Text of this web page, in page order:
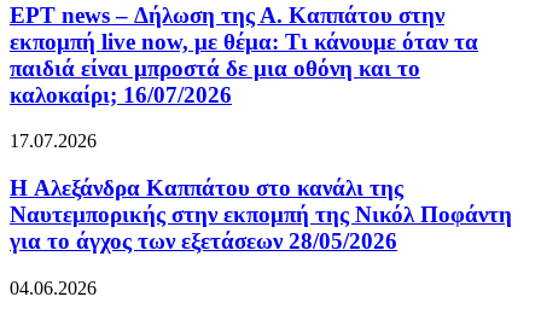
ΕΡΤ news – Δήλωση της Α. Καππάτου στην
εκπομπή live now, με θέμα: Τι κάνουμε όταν τα
παιδιά είναι μπροστά δε μια οθόνη και το
καλοκαίρι; 16/07/2026
17.07.2026
H Αλεξάνδρα Καππάτου στο κανάλι της
Ναυτεμπορικής στην εκπομπή της Νικόλ Ποφάντη
για το άγχος των εξετάσεων 28/05/2026
04.06.2026